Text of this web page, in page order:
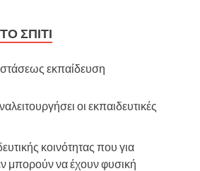
ΣΠΊΤΙ
εκπαίδευση
οι εκπαιδευτικές
κοινότητας που για
μπορούν να έχουν φυσική